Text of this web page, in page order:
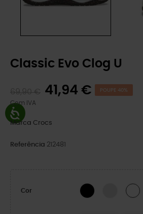
Classic Evo Clog U
41,94 € POUPE 40%
Com IVA
Marca Crocs
Referência 212481
Cor BLACK Atmosphere
WHITE